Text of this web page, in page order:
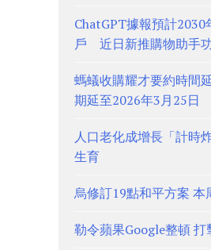
ChatGPT據報預計2030
戶 近日新推購物助手
螞蟻收購耀才要約時間
期延至2026年3月25日
人口老化成增長「計時
生育
烏修訂19點和平方案 本
勒令蘋果Google整頓 打